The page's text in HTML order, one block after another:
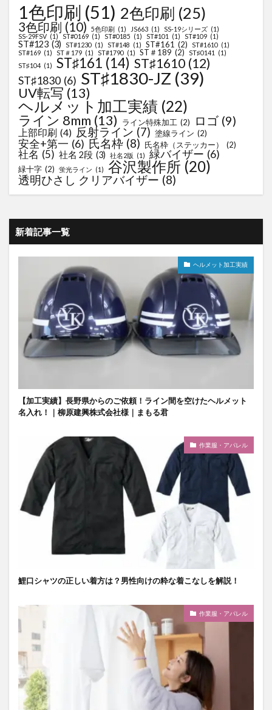
1色印刷 (51) 2色印刷 (25)
3色印刷 (10) 5色印刷 (1) JS663 (1) SS-19シリーズ (1)
SS-29FSV (1) ST#0169 (1) ST#0185 (1) ST#101 (1) ST#109 (1)
ST#123 (3) ST#1230 (1) ST#148 (1) ST#161 (2) ST#1610 (1)
ST#169 (1) ST＃179 (1) ST#1790 (1) ST＃189 (2) ST♯0141
(1)
ST♯104 (1) ST♯161 (14) ST♯1610 (12)
ST♯1830 (6) ST♯1830-JZ (39)
UV転写 (13)
ヘルメット加工実績 (22)
ライン 8mm (13) ライン特殊加工 (2) ロゴ (9)
上部印刷 (4) 反射ライン (7) 塗線ライン (2)
安全+第一 (6) 氏名枠 (8) 氏名枠（ステッカー） (2)
社名 (5) 社名 2段 (3) 社名2版 (1) 緑バイザー (6)
緑十字 (2) 蛍光ライン (1) 谷沢製作所 (20)
透明ひさし クリアバイザー (8)
新着記事一覧
ヘルメット加工実績
【加工実績】長野県からのご依頼！ライン間を空けたヘルメット
名入れ！｜柳原建興株式会社様｜まもる君
作業服・アパレル
鯉口シャツの正しい着方は？男性向けの粋な着こなしを解説！
作業服・アパレル